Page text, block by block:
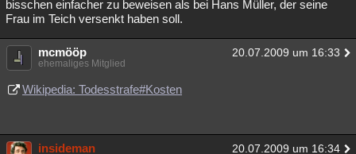
bisschen einfacher zu beweisen als bei Hans Müller, der seine
Frau im Teich versenkt haben soll.
mcmööp 20.07.2009 um 16:33
ehemaliges Mitglied
Wikipedia: Todesstrafe#Kosten
insideman 20.07.2009 um 16:34